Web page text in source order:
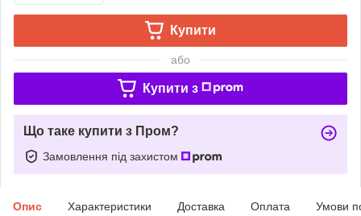
Купити
або
Купити з
Що таке купити з Пром?
Замовлення під захистом
Опис Характеристики Доставка Оплата Умови